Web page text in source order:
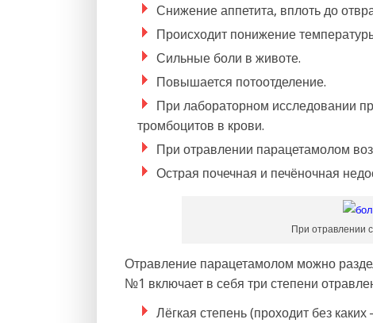
Снижение аппетита, вплоть до
Происходит понижение
Сильные боли в животе.
Повышается потоотделение.
При лабораторном исследовании
тромбоцитов в крови.
При отравлении парацетамолом
Острая почечная и печёночная
При отравлении
Отравление парацетамолом можно
№1 включает в себя три степени
Лёгкая степень (проходит без